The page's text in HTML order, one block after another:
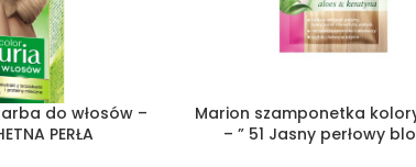
do włosów –
PERŁA
Marion szamponetka
– ” 51 Jasny perłowy